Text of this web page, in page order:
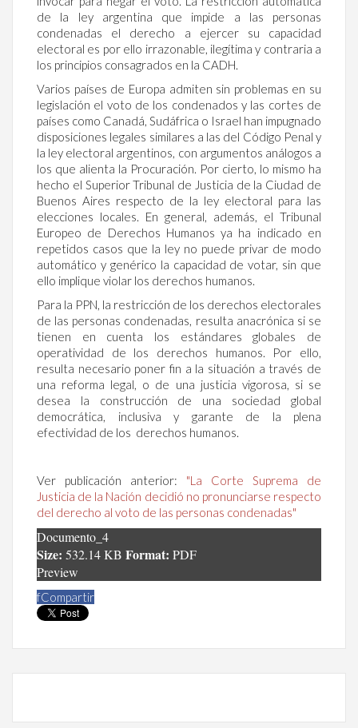
de la ley argentina que impide a las personas
condenadas el derecho a ejercer su capacidad
electoral es por ello irrazonable, ilegítima y contraria a
los principios consagrados en la CADH.
Varios países de Europa admiten sin problemas en su
legislación el voto de los condenados y las cortes de
países como Canadá, Sudáfrica o Israel han impugnado
disposiciones legales similares a las del Código Penal y
la ley electoral argentinos, con argumentos análogos a
los que alienta la Procuración. Por cierto, lo mismo ha
hecho el Superior Tribunal de Justicia de la Ciudad de
Buenos Aires respecto de la ley electoral para las
elecciones locales. En general, además, el Tribunal
Europeo de Derechos Humanos ya ha indicado en
repetidos casos que la ley no puede privar de modo
automático y genérico la capacidad de votar, sin que
ello implique violar los derechos humanos.
Para la PPN, la restricción de los derechos electorales
de las personas condenadas, resulta anacrónica si se
tienen en cuenta los estándares globales de
operatividad de los derechos humanos. Por ello,
resulta necesario poner fin a la situación a través de
una reforma legal, o de una justicia vigorosa, si se
desea la construcción de una sociedad global
democrática, inclusiva y garante de la plena
efectividad de los derechos humanos.
Ver publicación anterior: "La Corte Suprema de
Justicia de la Nación decidió no pronunciarse respecto
del derecho al voto de las personas condenadas"
Documento_4
Size: 532.14 KB Format: PDF
Preview
fCompartir